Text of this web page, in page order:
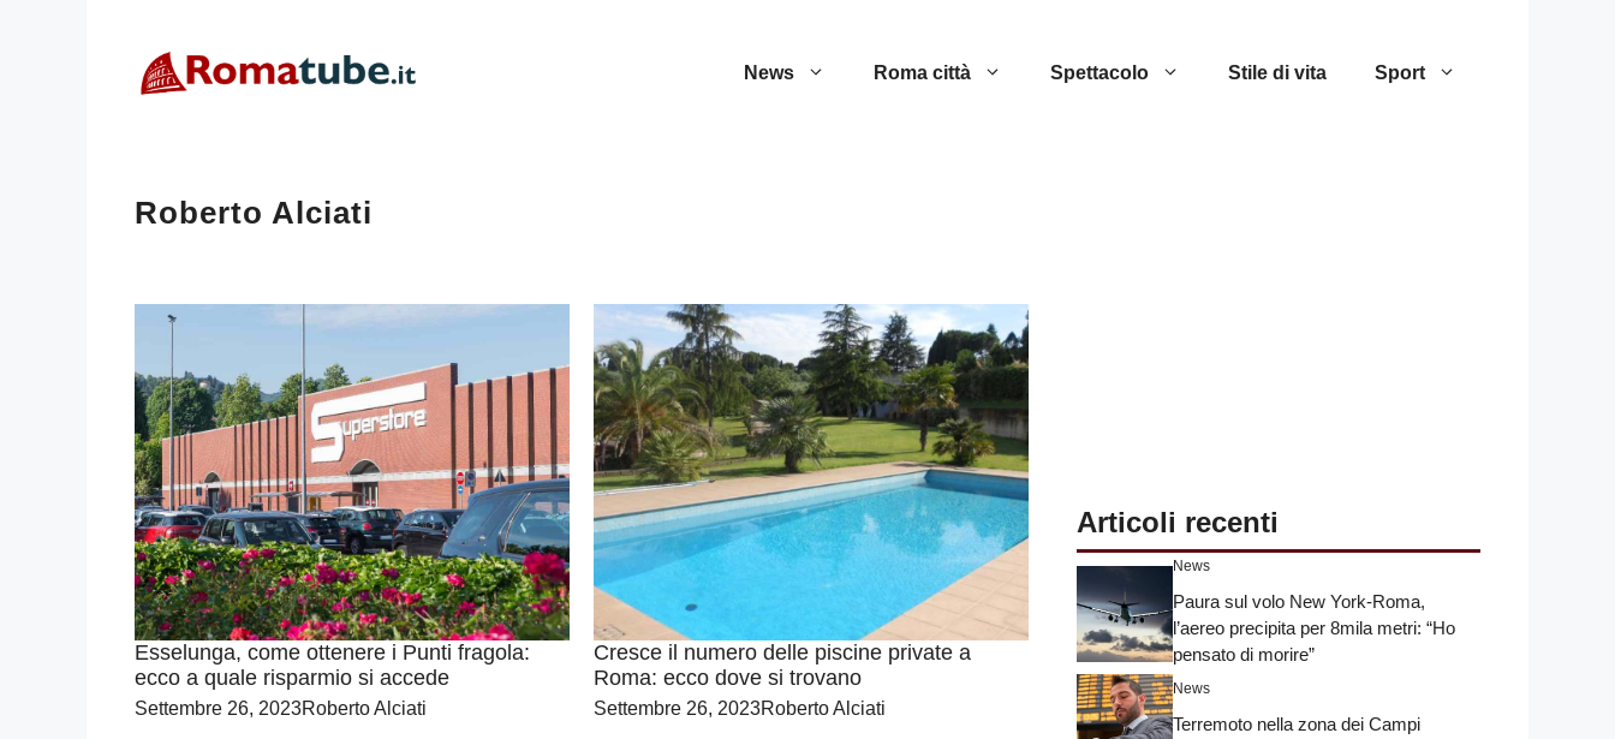
News Roma città Spettacolo Stile di vita Sport
Roberto Alciati
Esselunga, come ottenere i Punti fragola:
ecco a quale risparmio si accede
Settembre 26, 2023Roberto Alciati
Cresce il numero delle piscine private a
Roma: ecco dove si trovano
Settembre 26, 2023Roberto Alciati
Articoli recenti
News
Paura sul volo New York-Roma,
l’aereo precipita per 8mila metri: “Ho
pensato di morire”
News
Terremoto nella zona dei Campi